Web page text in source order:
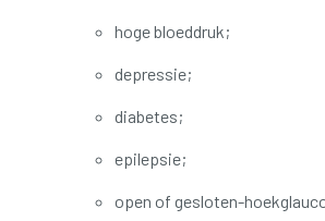
hoge bloeddruk;
depressie;
diabetes;
epilepsie;
open of gesloten-